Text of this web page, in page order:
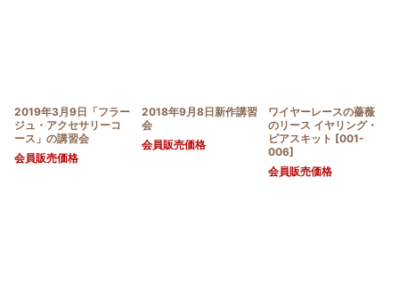
2019年3月9日「フラー
ジュ・アクセサリーコ
ース」の講習会
会員販売価格
2018年9月8日新作講習
会
会員販売価格
ワイヤーレースの薔薇
のリース イヤリング・
ピアスキット [001-
006]
会員販売価格